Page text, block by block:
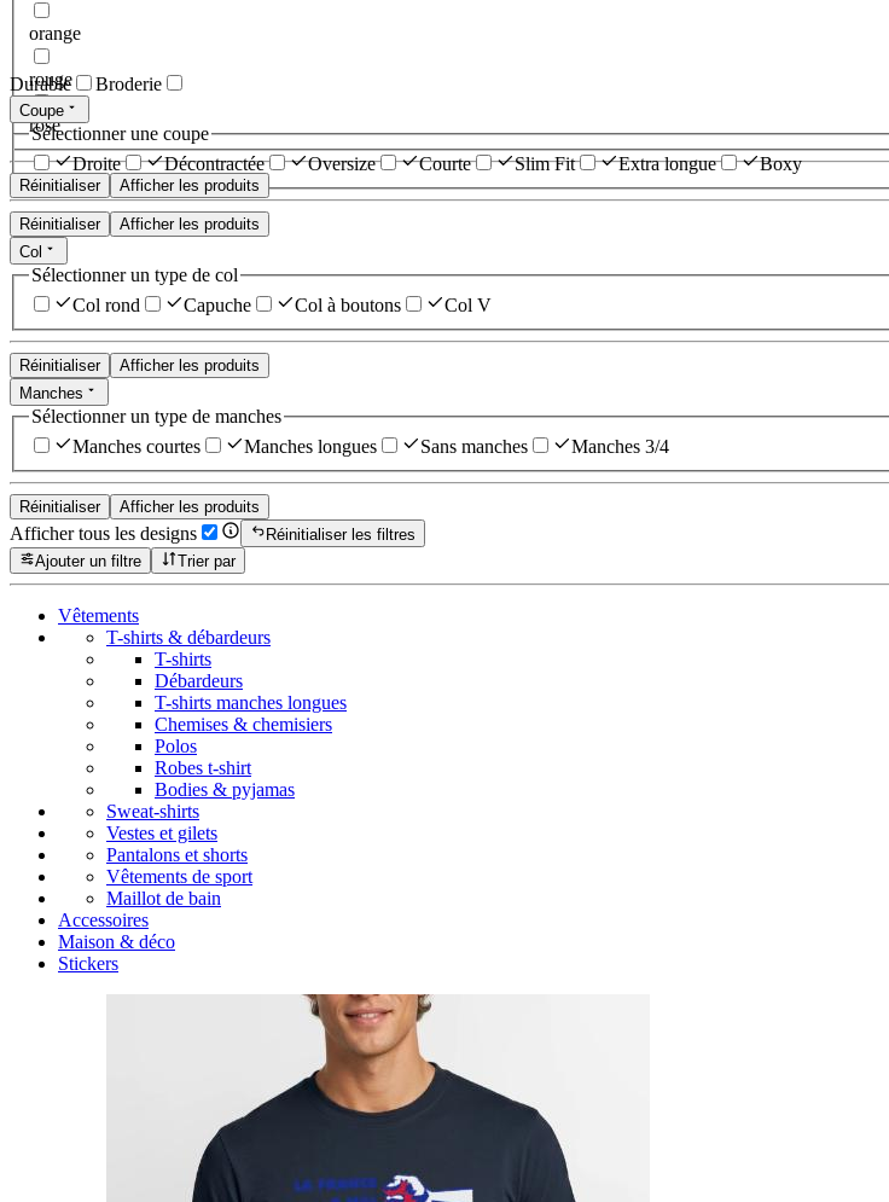
orange
rouge
rose
Réinitialiser Afficher les produits
Durable Broderie
Coupe
Sélectionner une coupe
Droite
Décontractée Oversize Courte Slim Fit Extra longue Boxy
Réinitialiser
Afficher les produits
Col
Sélectionner un type de col
Col rond
Capuche Col à boutons Col V
Réinitialiser
Afficher les produits
Manches
Sélectionner un type de manches
Manches courtes
Manches longues Sans manches Manches 3/4
Réinitialiser Afficher les produits
Afficher tous les designs
Réinitialiser les filtres
Ajouter un filtre
Trier par
Vêtements
T-shirts & débardeurs
T-shirts
Débardeurs
T-shirts manches longues
Chemises & chemisiers
Polos
Robes t-shirt
Bodies & pyjamas
Sweat-shirts
Vestes et gilets
Pantalons et shorts
Vêtements de sport
Maillot de bain
Accessoires
Maison & déco
Stickers